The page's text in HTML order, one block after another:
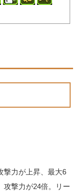
撃力が上昇、最大6
攻撃力が24倍。リー